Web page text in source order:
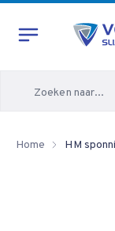
Home HM